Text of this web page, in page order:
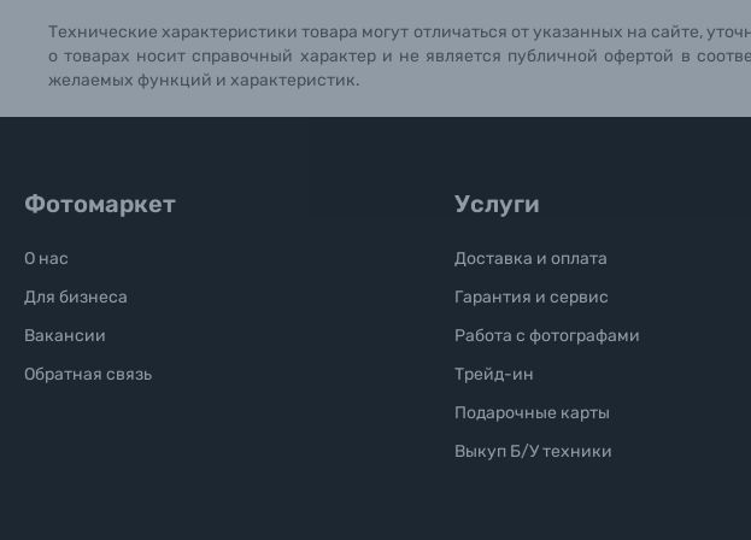
Б/У фототехника (Комиссионные товары)
Уценённые товары
Технические характеристики товара могут отличаться от указанных на сайте,
о товарах носит справочный характер и не является публичной офертой в
желаемых функций и характеристик.
Фотомаркет
О нас
Для бизнеса
Вакансии
Обратная связь
Услуги
Доставка и оплата
Гарантия и сервис
Работа с фотографами
Трейд-ин
Подарочные карты
Выкуп Б/У техники